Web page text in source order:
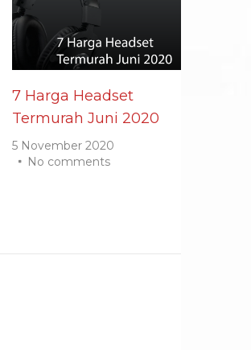
7 Harga Headset
Termurah Juni 2020
5 November 2020
No comments